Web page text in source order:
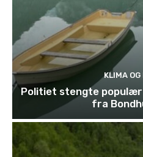
KLIMA
Politiet stengte
fra